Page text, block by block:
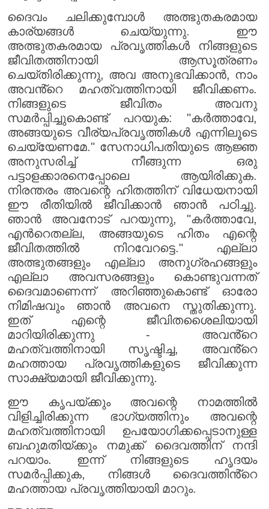
ദൈവം ചലിക്കുമ്പോൾ അത്ഭുതകരമായ
കാര്യങ്ങൾ ചെയ്യുന്നു. ഈ
അത്ഭുതകരമായ പ്രവൃത്തികൾ നിങ്ങളുടെ
ജീവിതത്തിനായി ആസൂത്രണം
ചെയ്തിരിക്കുന്നു, അവ അനുഭവിക്കാൻ, നാം
അവൻ്റെ മഹത്വത്തിനായി ജീവിക്കണം.
നിങ്ങളുടെ ജീവിതം അവനു
സമർപ്പിച്ചുകൊണ്ട് പറയുക: "കർത്താവേ,
അങ്ങയുടെ വീര്യപ്രവൃത്തികൾ എന്നിലൂടെ
ചെയ്യേണമേ." സേനാധിപതിയുടെ ആജ്ഞ
അനുസരിച്ച് നീങ്ങുന്ന ഒരു
പട്ടാളക്കാരനെപ്പോലെ ആയിരിക്കുക.
നിരന്തരം അവന്റെ ഹിതത്തിന് വിധേയനായി
ഈ രീതിയിൽ ജീവിക്കാൻ ഞാൻ പഠിച്ചു.
ഞാൻ അവനോട് പറയുന്നു, "കർത്താവേ,
എൻറെതല്ല, അങ്ങയുടെ ഹിതം എന്റെ
ജീവിതത്തിൽ നിറവേറട്ടെ." എല്ലാ
അത്ഭുതങ്ങളും എല്ലാ അനുഗ്രഹങ്ങളും
എല്ലാ അവസരങ്ങളും കൊണ്ടുവന്നത്
ദൈവമാണെന്ന് അറിഞ്ഞുകൊണ്ട് ഓരോ
നിമിഷവും ഞാൻ അവനെ സ്തുതിക്കുന്നു.
ഇത് എന്റെ ജീവിതശൈലിയായി
മാറിയിരിക്കുന്നു - അവൻ്റെ
മഹത്വത്തിനായി സൃഷ്ടിച്ച, അവൻ്റെ
മഹത്തായ പ്രവൃത്തികളുടെ ജീവിക്കുന്ന
സാക്ഷ്യമായി ജീവിക്കുന്നു.
ഈ കൃപയ്ക്കും അവന്റെ നാമത്തിൽ
വിളിച്ചിരിക്കുന്ന ഭാഗ്യത്തിനും അവന്റെ
മഹത്വത്തിനായി ഉപയോഗിക്കപ്പെടാനുള്ള
ബഹുമതിയ്ക്കും നമുക്ക് ദൈവത്തിന് നന്ദി
പറയാം. ഇന്ന് നിങ്ങളുടെ ഹൃദയം
സമർപ്പിക്കുക, നിങ്ങൾ ദൈവത്തിൻ്റെ
മഹത്തായ പ്രവൃത്തിയായി മാറും.